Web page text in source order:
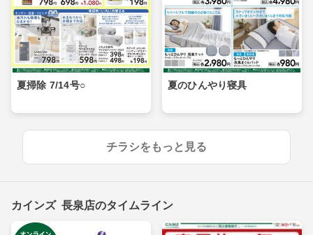
夏掃除 7/14号○ 夏のひんやり寝具
チラシをもっと見る
カインズ 長泉店のタイムライン